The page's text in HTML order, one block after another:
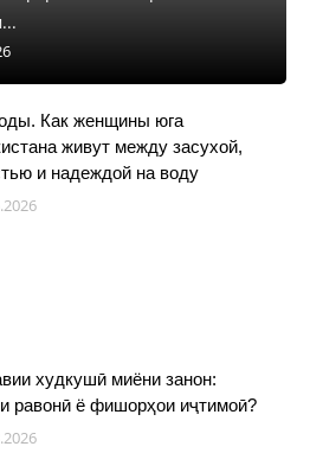
Как женщины юга
живут между засухой,
и надеждой на воду
худкушӣ миёни занон:
равонӣ ё фишорҳои иҷтимоӣ?